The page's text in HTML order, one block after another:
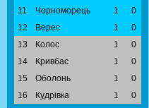
11
Чорноморець 1
0
12
Верес 1
0
13
Колос 1
0
14
Кривбас 1
0
15
Оболонь 1
0
16
Кудрівка 1 0